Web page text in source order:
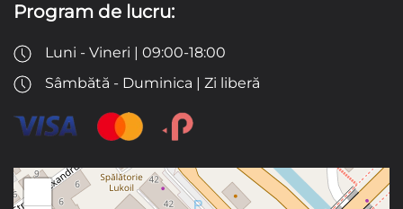
Program de lucru:
Luni - Vineri | 09:00-18:00
Sâmbătă - Duminica | Zi liberă